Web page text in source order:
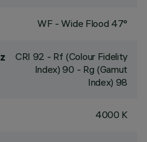
WF - Wide Flood 47°
CRI 92 - Rf (Colour Fidelity
Index) 90 - Rg (Gamut
Index) 98
4000 K